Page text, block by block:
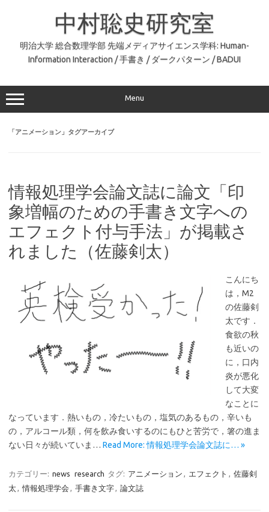
中村聡史研究室
明治大学 総合数理学部 先端メディアサイエンス学科: Human-
Information Interaction / 手書き / ダークパターン / BADUI
Menu
「アニメーション 」タグアーカイブ
情報処理学会論文誌に論文「印
象増幅のための手書き文字への
エフェクト付与手法」が掲載さ
れました（佐藤剣太）
こんにち
は，M2
の佐藤剣
太です．
食欲の秋
も近いの
に，口内
炎が悪化
して大変
なことに
なっています．熱いもの，冷たいもの，塩気のあるもの，辛いも
の，アルコール類，何を飲み食いするのにもひと苦労で，箸の進ま
ない日々が続いていま… Read More: 情報処理学会論文誌に… »
カテゴリー: news research タグ: アニメーション , エフェクト , 佐藤剣
太, 情報処理学会 , 手書き文字, 論文誌